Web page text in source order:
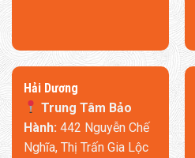
: Thiết kế
Dacron
ôm sát đường cong lưng,
–Chân kim loại ánh đen
:
robot hút bụi.
​Hải Dương
Trung Tâm Bảo
Hành: 442 Nguyễn Chế
Nghĩa, Thị Trấn Gia Lộc